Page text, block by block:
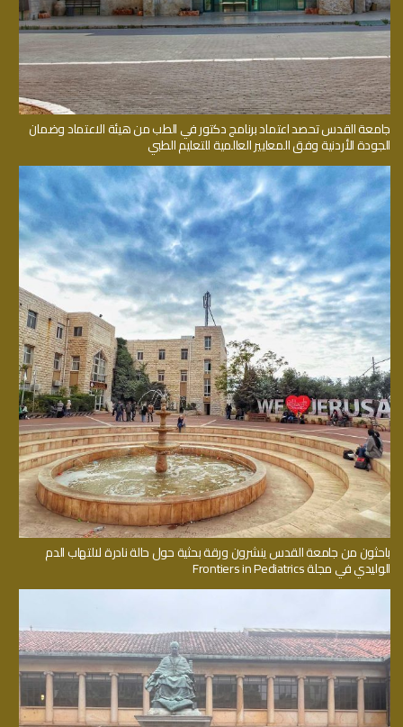
جامعة القدس تحصد اعتماد برنامج دكتور في الطب من هيئة الاعتماد وضمان
الجودة الأردنية وفق المعايير العالمية للتعليم الطبي
باحثون من جامعة القدس ينشرون ورقة بحثية حول حالة نادرة لالتهاب الدم
الوليدي في مجلة Frontiers in Pediatrics